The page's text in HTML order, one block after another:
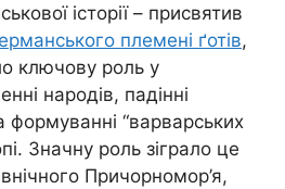
історії – присвятив
племені ґотів,
ключову роль у
народів, падінні
формуванні “варварських
Значну роль зіграло це
Причорномор’я,